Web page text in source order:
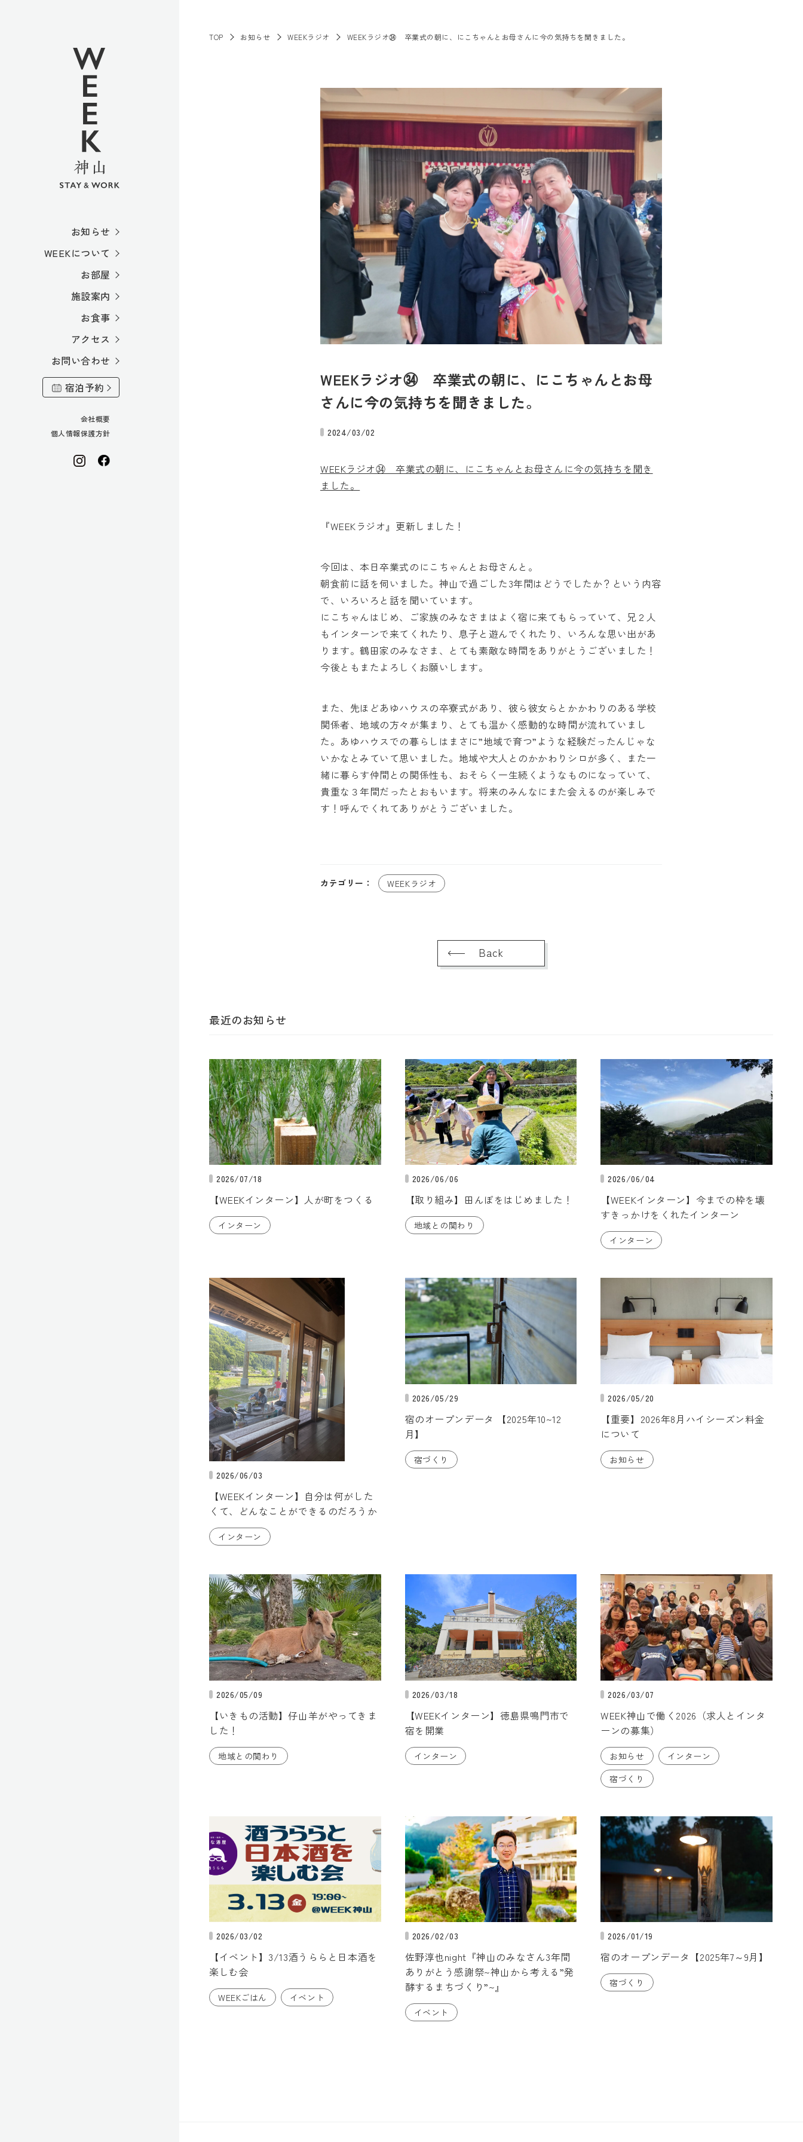
お知らせ
WEEKについて
お部屋
施設案内
お食事
アクセス
お問い合わせ
宿泊予約
会社概要
個人情報保護方針
TOP お知らせ WEEKラジオ WEEKラジオ㉞ 卒業式の朝に、にこちゃんとお母さんに今の気持ちを聞きました。
WEEKラジオ㉞ 卒業式の朝に、にこちゃんとお母
さんに今の気持ちを聞きました。
2024/03/02
WEEKラジオ㉞ 卒業式の朝に、にこちゃんとお母さんに今の気持ちを聞き
ました。
『WEEKラジオ』更新しました！
今回は、本日卒業式のにこちゃんとお母さんと。
朝食前に話を伺いました。神山で過ごした3年間はどうでしたか？という内容
で、いろいろと話を聞いています。
にこちゃんはじめ、ご家族のみなさまはよく宿に来てもらっていて、兄２人
もインターンで来てくれたり、息子と遊んでくれたり、いろんな思い出があ
ります。鶴田家のみなさま、とても素敵な時間をありがとうございました！
今後ともまたよろしくお願いします。
また、先ほどあゆハウスの卒寮式があり、彼ら彼女らとかかわりのある学校
関係者、地域の方々が集まり、とても温かく感動的な時間が流れていまし
た。あゆハウスでの暮らしはまさに”地域で育つ”ような経験だったんじゃな
いかなとみていて思いました。地域や大人とのかかわりシロが多く、また一
緒に暮らす仲間との関係性も、おそらく一生続くようなものになっていて、
貴重な３年間だったとおもいます。将来のみんなにまた会えるのが楽しみで
す！呼んでくれてありがとうございました。
カテゴリー： WEEKラジオ
Back
最近のお知らせ
【WEEKインターン】人が町をつくる
2026/07/18
インターン
【取り組み】田んぼをはじめました！
2026/06/06
地域との関わり
【WEEKインターン】今までの枠を壊
すきっかけをくれたインターン
2026/06/04
インターン
【WEEKインターン】自分は何がした
くて、どんなことができるのだろうか
2026/06/03
インターン
宿のオープンデータ 【2025年10~12
月】
2026/05/29
宿づくり
【重要】2026年8月ハイシーズン料金
について
2026/05/20
お知らせ
【いきもの活動】仔山羊がやってきま
した！
2026/05/09
地域との関わり
【WEEKインターン】徳島県鳴門市で
宿を開業
2026/03/18
インターン
WEEK神山で働く2026（求人とインタ
ーンの募集）
2026/03/07
お知らせ
インターン
宿づくり
【イベント】3/13酒うららと日本酒を
楽しむ会
2026/03/02
WEEKごはん イベント
佐野淳也night『神山のみなさん3年間
ありがとう感謝祭~神山から考える”発
酵するまちづくり”~』
2026/02/03
イベント
宿のオープンデータ【2025年7～9月】
2026/01/19
宿づくり